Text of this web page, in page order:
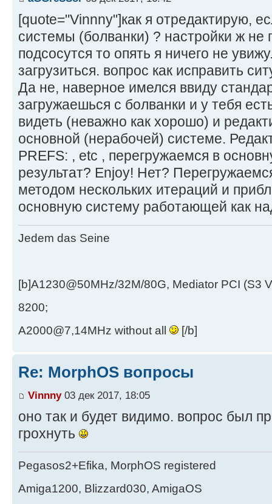
[quote="Vinnny"]как я отредактирую,
системы (болванки) ? настройки ж не
подсосутся то опять я ничего не
загрузиться. вопрос как исправить
Да не, наверное имелся ввиду
загружаешься с болванки и у тебя
видеть (неважно как хорошо) и
основной (нерабочей) системе.
PREFS: , etc , перегружаемся в
результат? Enjoy! Нет?
методом нескольких итераций и
основную систему работающей как
Jedem das Seine
[b]A1230@50MHz/32M/80G, Mediator PCI (S3
8200;
A2000@7,14MHz without all
[/b]
Re: MorphOS вопросы
Vinnny03 дек 2017, 18:05
оно так и будет видимо. вопрос был
грохнуть
Pegasos2+Efika, MorphOS registered
Amiga1200, Blizzard030, AmigaOS